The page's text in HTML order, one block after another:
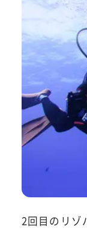
2回目のリゾ